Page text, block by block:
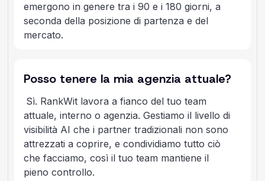
emergono in genere tra i 90 e i 180 giorni, a
seconda della posizione di partenza e del
mercato.
Posso tenere la mia agenzia attuale?
Sì. RankWit lavora a fianco del tuo team
attuale, interno o agenzia. Gestiamo il livello di
visibilità AI che i partner tradizionali non sono
attrezzati a coprire, e condividiamo tutto ciò
che facciamo, così il tuo team mantiene il
pieno controllo.